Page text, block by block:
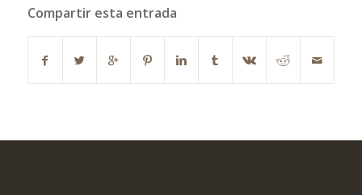
Compartir esta entrada